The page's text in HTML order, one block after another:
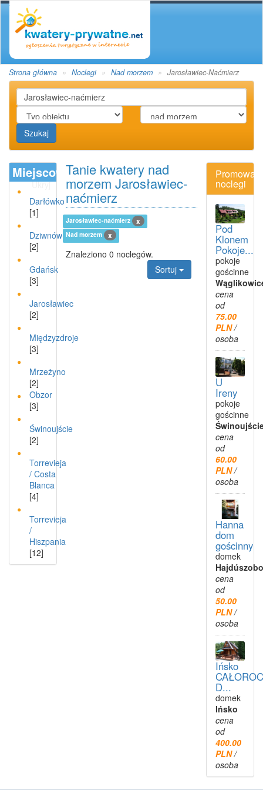
Strona główna Noclegi Nad morzem Jarosławiec-Naćmierz
Szukaj
Miejscowości
Ukryj
Darłówko
[1]
Dziwnów
[2]
Gdańsk
[3]
Jarosławiec
[2]
Międzyzdroje
[3]
Mrzeżyno
[2]
Obzor
[3]
Świnoujście
[2]
Torrevieja
/ Costa
Blanca
[4]
Torrevieja
/
Hiszpania
[12]
Tanie kwatery nad
morzem Jarosławiec-
naćmierz
Jarosławiec-naćmierz x
Nad morzem x
Znaleziono 0 noclegów.
Sortuj
noclegi
Pod
Klonem
Pokoje...
pokoje
gościnne
cena
od
75.00
PLN/
osoba
U
Ireny
pokoje
gościnne
cena
od
60.00
PLN/
osoba
Hanna
dom
gościnny
domek
cena
od
50.00
PLN/
osoba
Ińsko
D...
domek
Ińsko
cena
od
400.00
PLN/
osoba